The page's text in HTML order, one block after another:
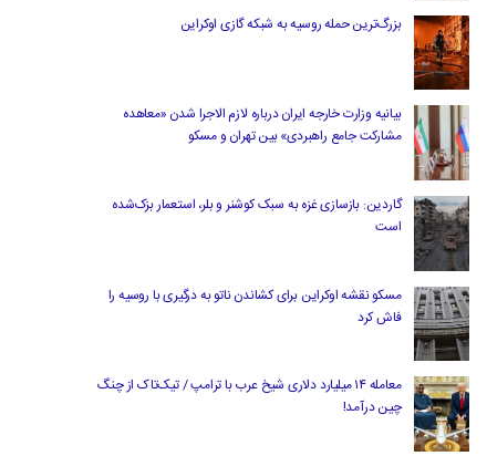
بزرگ‌ترین حمله روسیه به شبکه گازی اوکراین
بیانیه وزارت خارجه ایران درباره لازم‌ الاجرا شدن «معاهده
مشارکت جامع راهبردی» بین تهران و مسکو
گاردین: بازسازی غزه به سبک کوشنر و بلر، استعمار بزک‌شده
است
مسکو نقشه اوکراین برای کشاندن ناتو به درگیری با روسیه را
فاش کرد
معامله ۱۴ میلیارد دلاری شیخ عرب با ترامپ / تیک‌تاک از چنگ
چین درآمد!